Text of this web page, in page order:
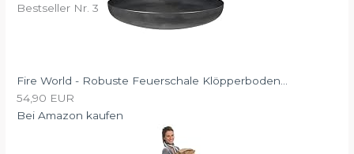
Bestseller Nr. 3
Fire World - Robuste Feuerschale Klöpperboden...
54,90 EUR
Bei Amazon kaufen